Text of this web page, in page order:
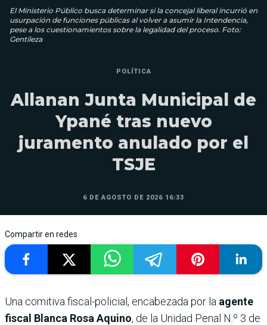
El Ministerio Público busca determinar si la concejal liberal incurrió en
usurpación de funciones públicas al volver a asumir la Intendencia,
pese a los cuestionamientos sobre la legalidad del proceso. Foto:
Gentileza
POLÍTICA
Allanan Junta Municipal de
Ypané tras nuevo
juramento anulado por el
TSJE
6 DE AGOSTO DE 2026 16:33
Compartir en redes
Una comitiva fiscal-policial, encabezada por la agente
fiscal Blanca Rosa Aquino, de la Unidad Penal N.º 3 de